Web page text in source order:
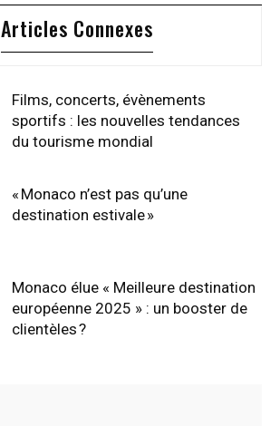
Articles Connexes
Films, concerts, évènements
sportifs : les nouvelles tendances
du tourisme mondial
« Monaco n’est pas qu’une
destination estivale »
Monaco élue « Meilleure destination
européenne 2025 » : un booster de
clientèles ?